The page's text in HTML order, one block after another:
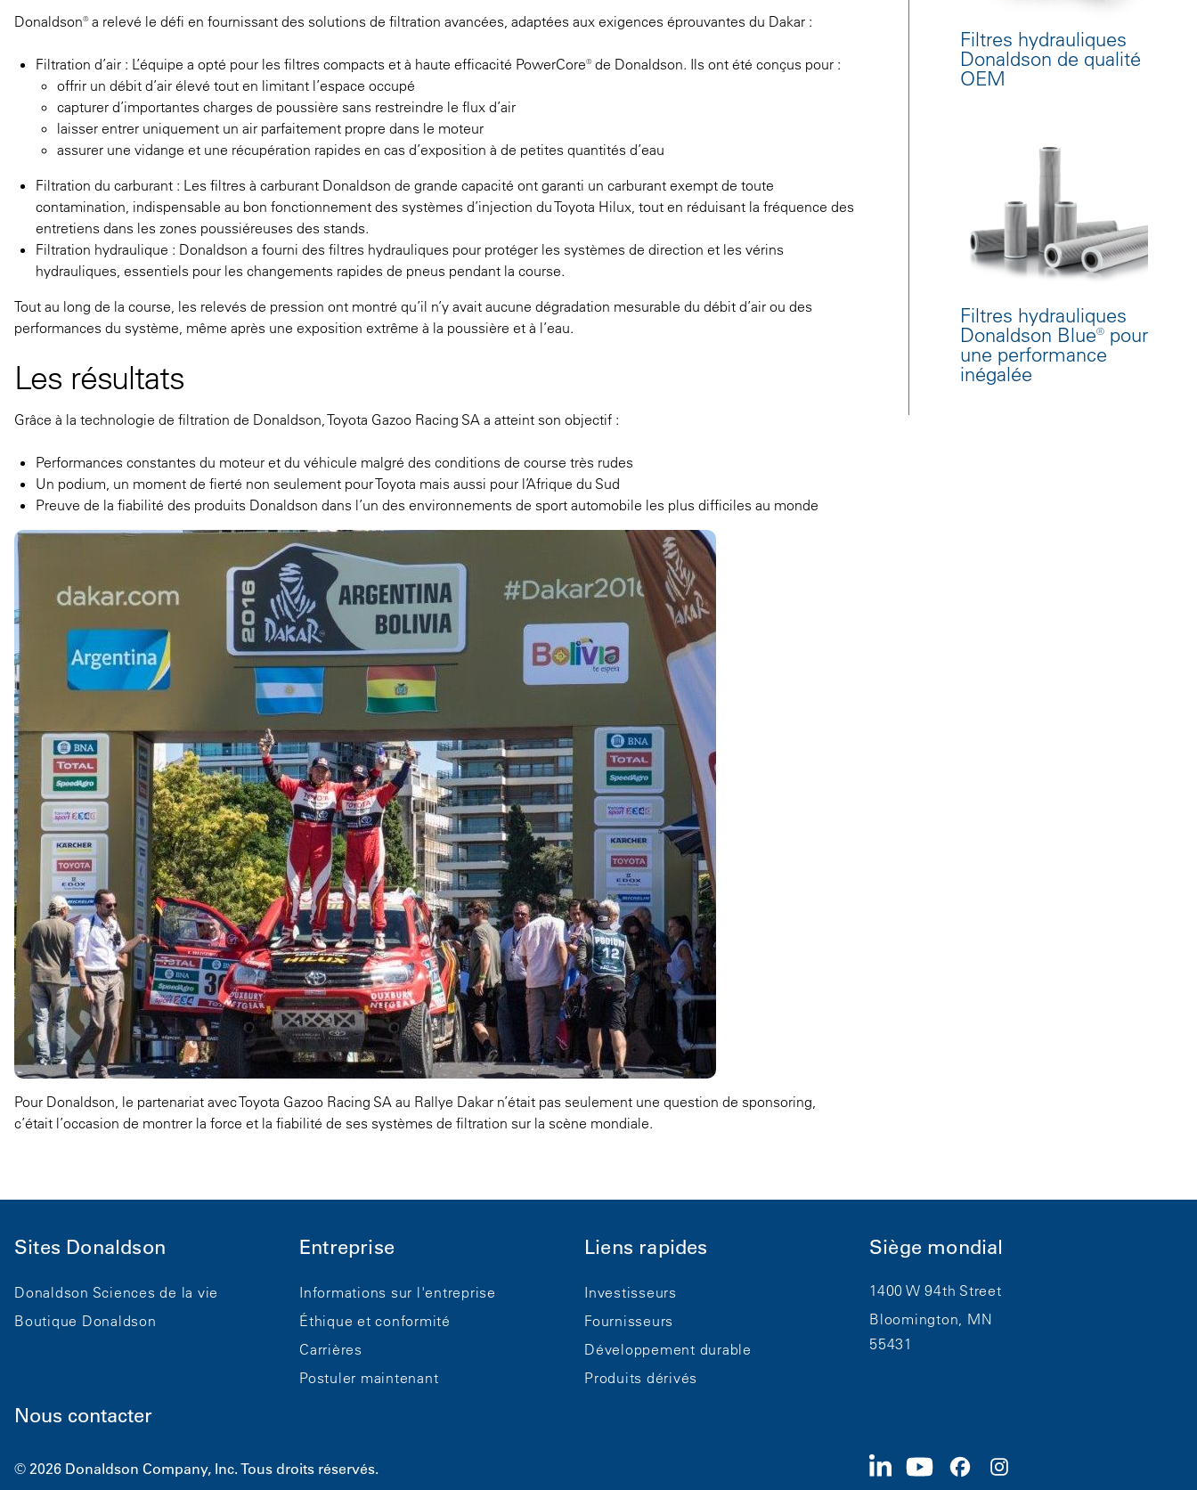
Donaldson® a relevé le défi en fournissant des solutions de filtration avancées, adaptées aux exigences éprouvantes du Dakar :
Filtration d’air : L’équipe a opté pour les filtres compacts et à haute efficacité PowerCore® de Donaldson. Ils ont été conçus pour :
offrir un débit d’air élevé tout en limitant l’espace occupé
capturer d’importantes charges de poussière sans restreindre le flux d’air
laisser entrer uniquement un air parfaitement propre dans le moteur
assurer une vidange et une récupération rapides en cas d’exposition à de petites quantités d’eau
Filtration du carburant : Les filtres à carburant Donaldson de grande capacité ont garanti un carburant exempt de toute
contamination, indispensable au bon fonctionnement des systèmes d’injection du Toyota Hilux, tout en réduisant la fréquence des
entretiens dans les zones poussiéreuses des stands.
Filtration hydraulique : Donaldson a fourni des filtres hydrauliques pour protéger les systèmes de direction et les vérins
hydrauliques, essentiels pour les changements rapides de pneus pendant la course.
Tout au long de la course, les relevés de pression ont montré qu’il n’y avait aucune dégradation mesurable du débit d’air ou des
performances du système, même après une exposition extrême à la poussière et à l’eau.
Les résultats
Grâce à la technologie de filtration de Donaldson, Toyota Gazoo Racing SA a atteint son objectif :
Performances constantes du moteur et du véhicule malgré des conditions de course très rudes
Un podium, un moment de fierté non seulement pour Toyota mais aussi pour l’Afrique du Sud
Preuve de la fiabilité des produits Donaldson dans l’un des environnements de sport automobile les plus difficiles au monde
Pour Donaldson, le partenariat avec Toyota Gazoo Racing SA au Rallye Dakar n’était pas seulement une question de sponsoring,
c’était l’occasion de montrer la force et la fiabilité de ses systèmes de filtration sur la scène mondiale.
Filtres hydrauliques
Donaldson de qualité
OEM
Filtres hydrauliques
Donaldson Blue® pour
une performance
inégalée
Sites Donaldson
Donaldson Sciences de la vie
Boutique Donaldson
Entreprise
Informations sur l'entreprise
Éthique et conformité
Carrières
Postuler maintenant
Liens rapides
Investisseurs
Fournisseurs
Développement durable
Produits dérivés
Siège mondial
1400 W 94th Street
Bloomington, MN
55431
Nous contacter
© 2026 Donaldson Company, Inc. Tous droits réservés.